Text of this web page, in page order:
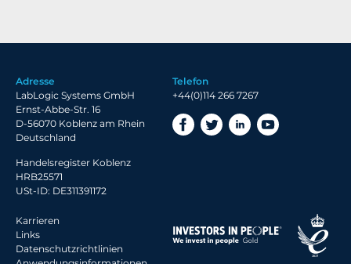
Adresse
LabLogic Systems GmbH
Ernst-Abbe-Str. 16
D-56070 Koblenz am Rhein
Deutschland
Handelsregister Koblenz
HRB25571
USt-ID: DE311391172
Telefon
+44(0)114 266 7267
Karrieren
Links
Datenschutzrichtlinien